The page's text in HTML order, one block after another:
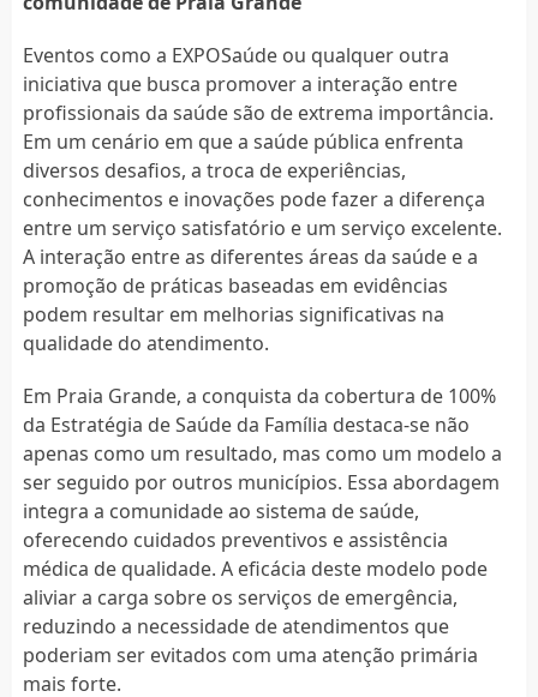
Eventos como a EXPOSaúde ou qualquer outra
iniciativa que busca promover a interação entre
profissionais da saúde são de extrema importância.
Em um cenário em que a saúde pública enfrenta
diversos desafios, a troca de experiências,
conhecimentos e inovações pode fazer a diferença
entre um serviço satisfatório e um serviço excelente.
A interação entre as diferentes áreas da saúde e a
promoção de práticas baseadas em evidências
podem resultar em melhorias significativas na
qualidade do atendimento.
Em Praia Grande, a conquista da cobertura de 100%
da Estratégia de Saúde da Família destaca-se não
apenas como um resultado, mas como um modelo a
ser seguido por outros municípios. Essa abordagem
integra a comunidade ao sistema de saúde,
oferecendo cuidados preventivos e assistência
médica de qualidade. A eficácia deste modelo pode
aliviar a carga sobre os serviços de emergência,
reduzindo a necessidade de atendimentos que
poderiam ser evitados com uma atenção primária
mais forte.